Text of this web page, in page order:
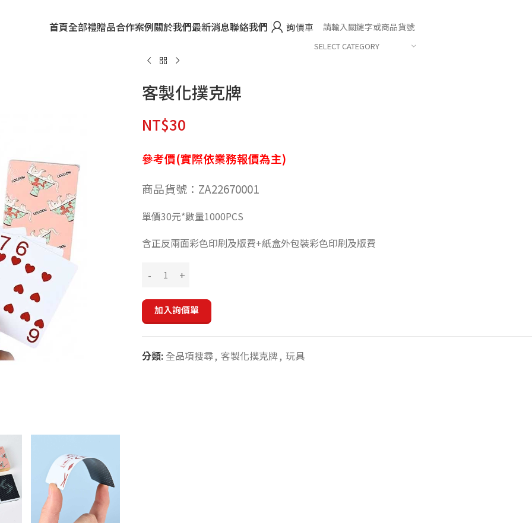
首頁全部禮贈品合作案例關於我們最新消息聯絡我們 詢價車
SELECT CATEGORY
客製化撲克牌
NT$30
參考價(實際依業務報價為主)
商品貨號：ZA22670001
單價30元*數量1000PCS
含正反兩面彩色印刷及版費+紙盒外包裝彩色印刷及版費
加入詢價單
分類: 全品項搜尋, 客製化撲克牌, 玩具